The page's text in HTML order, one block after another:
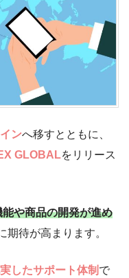
ンへ移すとともに、
GLOBALをリリース
能や商品の開発が進め
期待が高まります。
したサポート体制 で